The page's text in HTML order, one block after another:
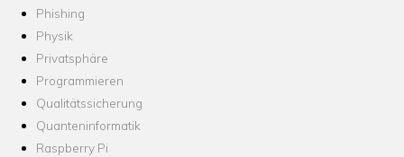
Phishing
Physik
Privatsphäre
Programmieren
Qualitätssicherung
Quanteninformatik
Raspberry Pi